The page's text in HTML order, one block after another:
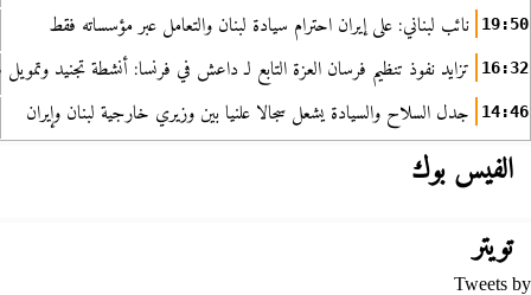
19:50 نائب لبناني: على إيران احترام سيادة لبنان والتعامل عبر مؤسساته فقط
16:32 تزايد نفوذ تنظيم فرسان العزة التابع لـ داعش في فرنسا: أنشطة تجنيد
14:46 جدل السلاح والسيادة يشعل سجالا علنيا بين وزيري خارجية لبنان وإيران
الفيس بوك
تويتر
Tweets by